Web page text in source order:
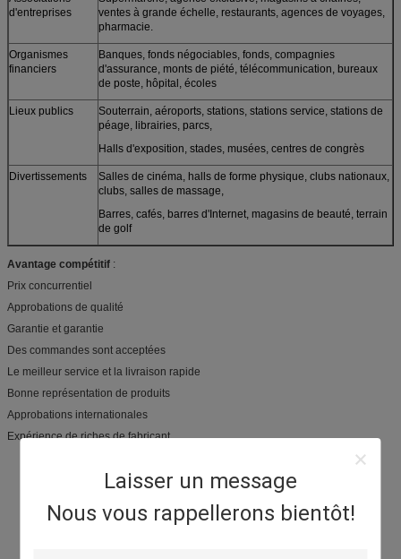
Laisser un message
Nous vous rappellerons bientôt!
d'entreprises
ventes à grande échelle, restaurants, agences de voyages,
pharmacie.
Organismes
financiers
Banques, fonds négociables, fonds, compagnies
d'assurance, monts de piété, télécommunication, bureaux
de poste, hôpital, écoles
Lieux publics
Souterrain, aéroports, stations, stations service, stations de
péage, librairies, parcs,
Halls d'exposition, stades, musées, centres de congrès
Divertissements
Salles de cinéma, halls de forme physique, clubs nationaux,
clubs, salles de massage,
Barres, cafés, barres d'Internet, magasins de beauté, terrain
de golf
Avantage compétitif :
Prix concurrentiel
Approbations de qualité
Garantie et garantie
Des commandes sont acceptées
Le meilleur service et la livraison rapide
Bonne représentation de produits
Approbations internationales
Expérience de riches de fabricant